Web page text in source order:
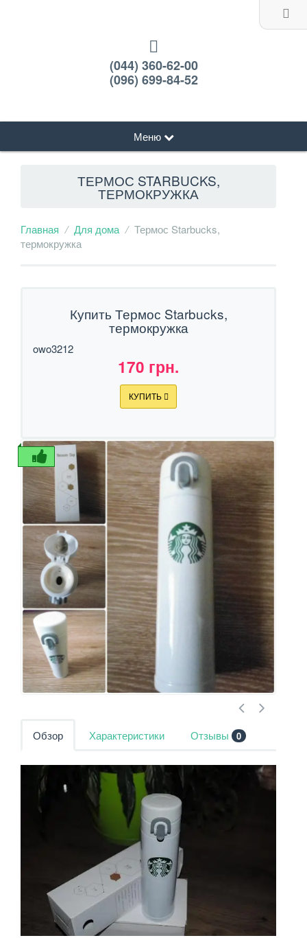
(044) 360-62-00
(096) 699-84-52
Меню
ТЕРМОС STARBUCKS,
ТЕРМОКРУЖКА
Главная Для дома
Термос Starbucks,
термокружка
Купить Термос Starbucks,
термокружка
owo3212
170 грн.
КУПИТЬ
Обзор Характеристики Отзывы 0